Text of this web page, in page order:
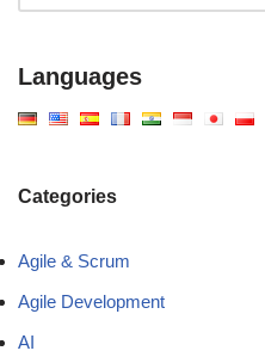
Languages
Categories
Agile & Scrum
Agile Development
AI